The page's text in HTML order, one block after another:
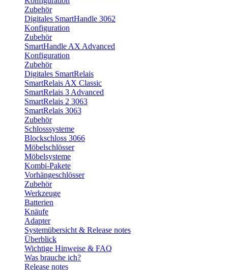
Zubehör
Digitales SmartHandle 3062
Konfiguration
Zubehör
SmartHandle AX Advanced
Konfiguration
Zubehör
Digitales SmartRelais
SmartRelais AX Classic
SmartRelais 3 Advanced
SmartRelais 2 3063
SmartRelais 3063
Zubehör
Schlosssysteme
Blockschloss 3066
Möbelschlösser
Möbelsysteme
Kombi-Pakete
Vorhängeschlösser
Zubehör
Werkzeuge
Batterien
Knäufe
Adapter
Systemübersicht & Release notes
Überblick
Wichtige Hinweise & FAQ
Was brauche ich?
Release notes